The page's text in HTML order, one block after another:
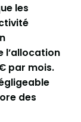
les
l’allocation
par mois.
des